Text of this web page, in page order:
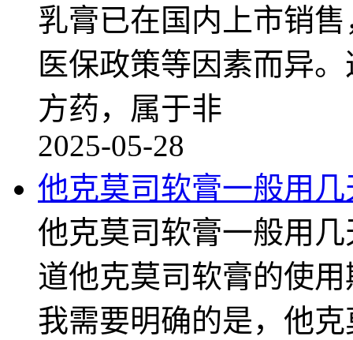
乳膏已在国内上市销
医保政策等因素而异
方药，属于非
2025-05-28
他克莫司软膏一般用
他克莫司软膏一般用
道他克莫司软膏的使
我需要明确的是，他